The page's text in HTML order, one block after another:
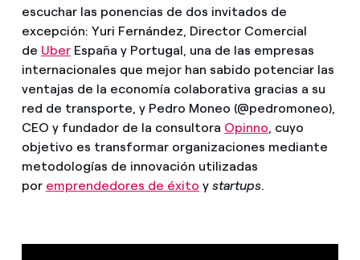
escuchar las ponencias de dos invitados de
excepción: Yuri Fernández, Director Comercial
de UberEspaña y Portugal, una de las empresas
internacionales que mejor han sabido potenciar las
ventajas de la economía colaborativa gracias a su
red de transporte, y Pedro Moneo (@pedromoneo),
CEO y fundador de la consultora Opinno , cuyo
objetivo es transformar organizaciones mediante
metodologías de innovación utilizadas
por emprendedores de éxito y startups.